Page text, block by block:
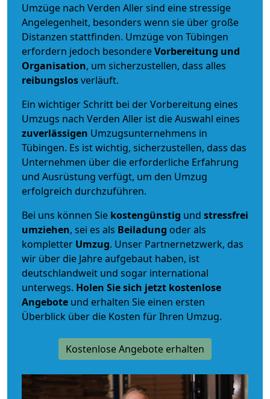
Umzüge nach Verden Aller sind eine stressige
Angelegenheit, besonders wenn sie über große
Distanzen stattfinden. Umzüge von Tübingen
erfordern jedoch besondereVorbereitung und
Organisation, um sicherzustellen, dass alles
reibungslosverläuft.
Ein wichtiger Schritt bei der Vorbereitung eines
Umzugs nach Verden Aller ist die Auswahl eines
zuverlässigen Umzugsunternehmens in
Tübingen. Es ist wichtig, sicherzustellen, dass das
Unternehmen über die erforderliche Erfahrung
und Ausrüstung verfügt, um den Umzug
erfolgreich durchzuführen.
Bei uns können Sie kostengünstig und stressfrei
umziehen, sei es als Beiladung oder als
kompletter Umzug. Unser Partnernetzwerk, das
wir über die Jahre aufgebaut haben, ist
deutschlandweit und sogar international
unterwegs. Holen Sie sich jetzt kostenlose
Angebote und erhalten Sie einen ersten
Überblick über die Kosten für Ihren Umzug.
Kostenlose Angebote erhalten